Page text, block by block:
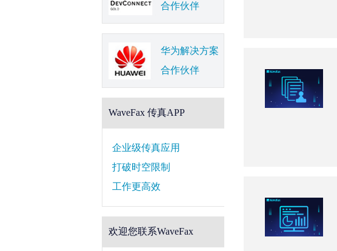
合作伙伴
华为解决方案
合作伙伴
WaveFax 传真APP
企业级传真应用
打破时空限制
工作更高效
欢迎您联系WaveFax